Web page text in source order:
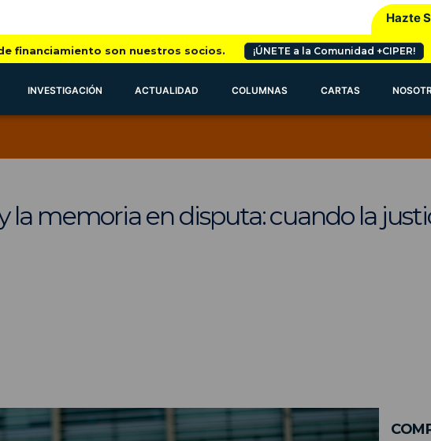
Hazte
financiamiento son nuestros socios. ¡ÚNETE a la Comunidad +CIPER!
INVESTIGACIÓN ACTUALIDAD COLUMNAS CARTAS
la memoria en disputa: cuando la